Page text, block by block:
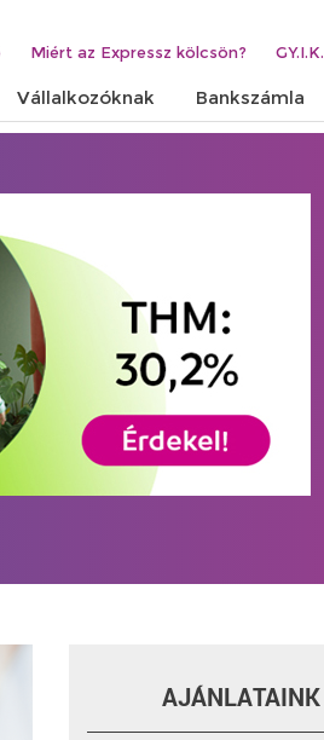
Miért az Expressz kölcsön? GY.I.K.
Vállalkozóknak Bankszámla
AJÁNLATAINK